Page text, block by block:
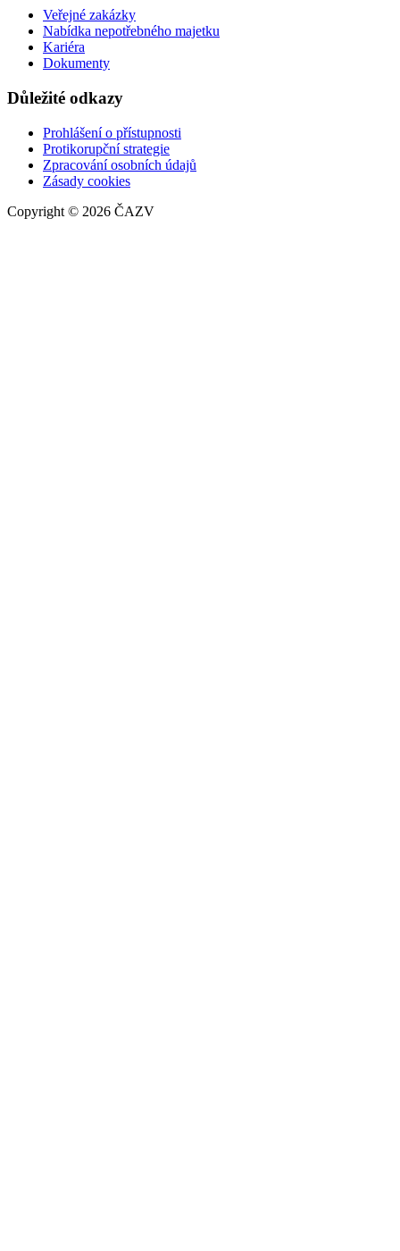
Veřejné zakázky
Nabídka nepotřebného majetku
Kariéra
Dokumenty
Důležité odkazy
Prohlášení o přístupnosti
Protikorupční strategie
Zpracování osobních údajů
Zásady cookies
Copyright © 2026 ČAZV